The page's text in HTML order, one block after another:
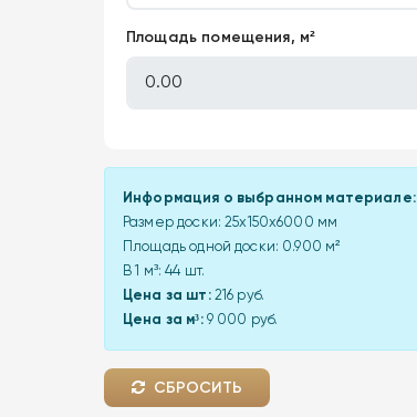
Площадь помещения, м²
Информация о выбранном материале:
Размер доски:25x150x6000 мм
Площадь одной доски: 0.900 м²
В 1 м³:44шт.
Цена за шт:216 руб.
Цена за м³:9 000 руб.
СБРОСИТЬ